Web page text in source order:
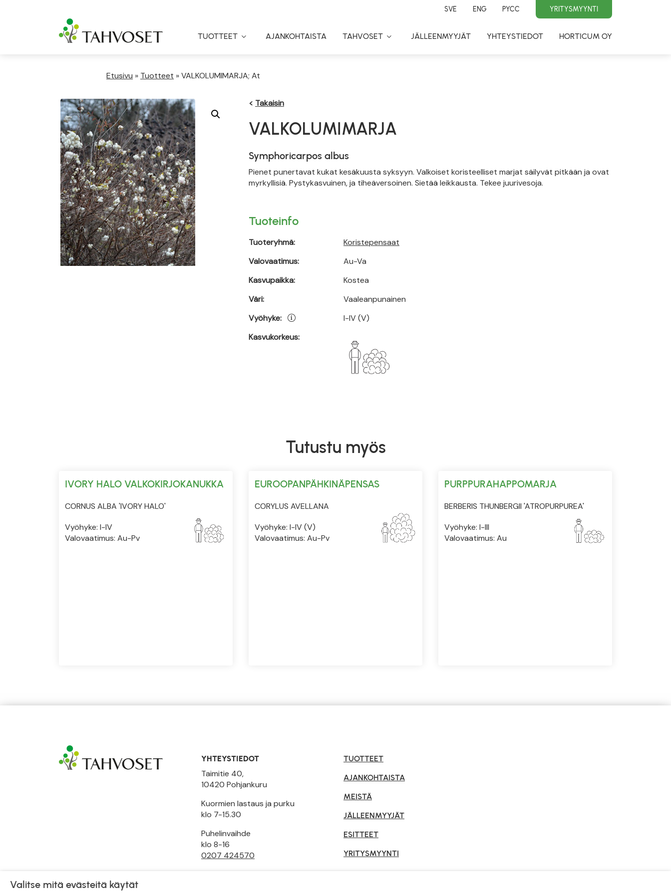
SVE ENG PYCC YRITYSMYYNTI
TUOTTEET
Toggle
AJANKOHTAISTA TAHVOSET
Toggle
JÄLLEENMYYJÄT YHTEYSTIEDOT HORTICUM OY
Etusivu » Tuotteet »VALKOLUMIMARJA; At
< Takaisin
VALKOLUMIMARJA
Symphoricarpos albus
Pienet punertavat kukat kesäkuusta syksyyn. Valkoiset koristeelliset marjat säilyvät pitkään ja ovat
myrkyllisiä. Pystykasvuinen, ja tiheäversoinen. Sietää leikkausta. Tekee juurivesoja.
Tuoteinfo
Tuoteryhmä:
Valovaatimus:
Kasvupaikka:
Väri:
Vyöhyke:
Kasvukorkeus:
Koristepensaat
Au-Va
Kostea
Vaaleanpunainen
I-IV (V)
Tutustu myös
IVORY HALO VALKOKIRJOKANUKKA
CORNUS ALBA 'IVORY HALO'
Vyöhyke: I-IV
Valovaatimus: Au-Pv
EUROOPANPÄHKINÄPENSAS
CORYLUS AVELLANA
Vyöhyke: I-IV (V)
Valovaatimus: Au-Pv
PURPPURAHAPPOMARJA
BERBERIS THUNBERGII 'ATROPURPUREA'
Vyöhyke: I-III
Valovaatimus: Au
YHTEYSTIEDOT
Taimitie 40,
10420 Pohjankuru
Kuormien lastaus ja purku
klo 7-15.30
Puhelinvaihde
klo 8-16
0207 424570
TUOTTEET
AJANKOHTAISTA
MEISTÄ
JÄLLEENMYYJÄT
ESITTEET
YRITYSMYYNTI
Valitse mitä evästeitä käytät